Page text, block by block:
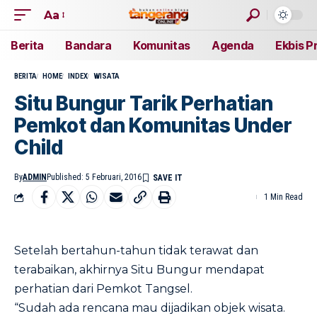
Aa
Berita Bandara Komunitas Agenda Ekbis
BERITA HOME INDEX WISATA
Situ Bungur Tarik Perhatian
Pemkot dan Komunitas Under
Child
ByADMIN Published: 5 Februari, 2016
1 Min Read
Setelah bertahun-tahun tidak terawat dan
terabaikan, akhirnya Situ Bungur mendapat
perhatian dari Pemkot Tangsel.
“Sudah ada rencana mau dijadikan objek wisata.